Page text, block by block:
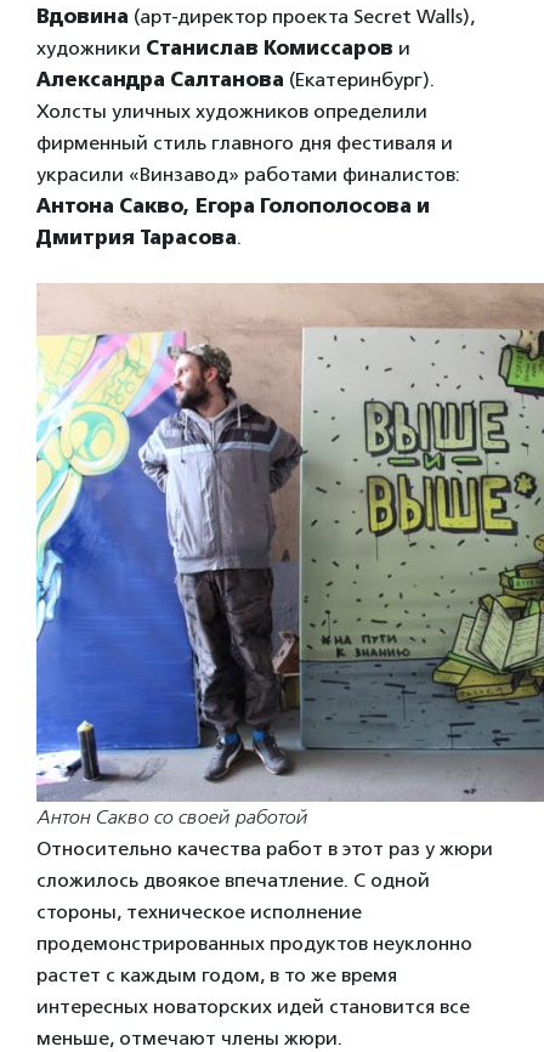
Вдовина (арт-директор проекта Secret Walls),
художники Станислав Комиссаров и
Александра Салтанова (Екатеринбург).
Холсты уличных художников определили
фирменный стиль главного дня фестиваля и
украсили «Винзавод» работами финалистов:
Антона Сакво, Егора Голополосова и
Дмитрия Тарасова.
Антон Сакво со своей работой
Относительно качества работ в этот раз у жюри
сложилось двоякое впечатление. С одной
стороны, техническое исполнение
продемонстрированных продуктов неуклонно
растет с каждым годом, в то же время
интересных новаторских идей становится все
меньше, отмечают члены жюри.